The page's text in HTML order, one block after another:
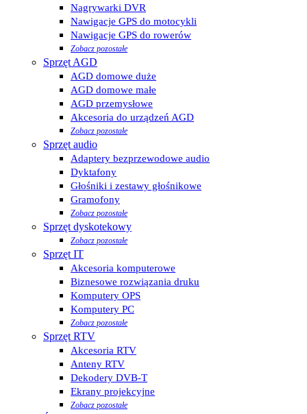
Nagrywarki DVR
Nawigacje GPS do motocykli
Nawigacje GPS do rowerów
Zobacz pozostałe
Sprzęt AGD
AGD domowe duże
AGD domowe małe
AGD przemysłowe
Akcesoria do urządzeń AGD
Zobacz pozostałe
Sprzęt audio
Adaptery bezprzewodowe audio
Dyktafony
Głośniki i zestawy głośnikowe
Gramofony
Zobacz pozostałe
Sprzęt dyskotekowy
Zobacz pozostałe
Sprzęt IT
Akcesoria komputerowe
Biznesowe rozwiązania druku
Komputery OPS
Komputery PC
Zobacz pozostałe
Sprzęt RTV
Akcesoria RTV
Anteny RTV
Dekodery DVB-T
Ekrany projekcyjne
Zobacz pozostałe